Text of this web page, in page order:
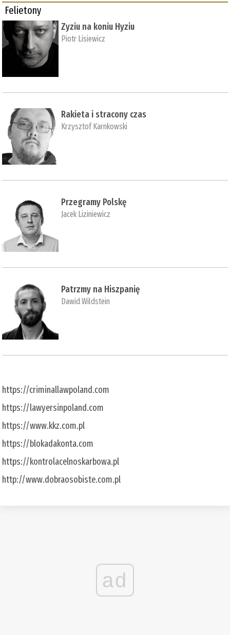
Felietony
Zyziu na koniu Hyziu
Piotr Lisiewicz
Rakieta i stracony czas
Krzysztof Karnkowski
Przegramy Polskę
Jacek Liziniewicz
Patrzmy na Hiszpanię
Dawid Wildstein
https://criminallawpoland.com
https://lawyersinpoland.com
https://www.kkz.com.pl
https://blokadakonta.com
https://kontrolacelnoskarbowa.pl
http://www.dobraosobiste.com.pl
ad